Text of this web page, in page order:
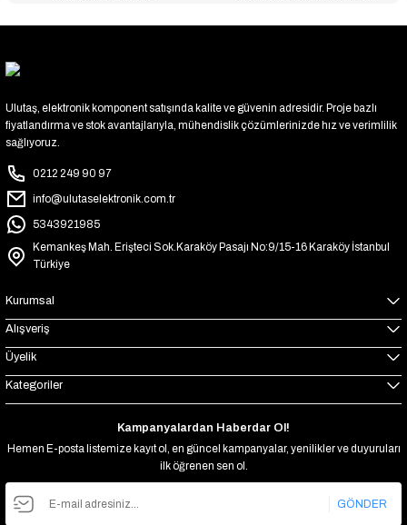
Ulutaş, elektronik komponent satışında kalite ve güvenin adresidir. Proje bazlı
fiyatlandırma ve stok avantajlarıyla, mühendislik çözümlerinizde hız ve verimlilik
sağlıyoruz.
0212 249 90 97
info@ulutaselektronik.com.tr
5343921985
Kemankeş Mah. Erişteci Sok.Karaköy Pasajı No:9/15-16 Karaköy İstanbul
Türkiye
Kurumsal
Alışveriş
Üyelik
Kategoriler
Kampanyalardan Haberdar Ol!
Hemen E-posta listemize kayıt ol, en güncel kampanyalar, yenilikler ve duyuruları
ilk öğrenen sen ol.
GÖNDER